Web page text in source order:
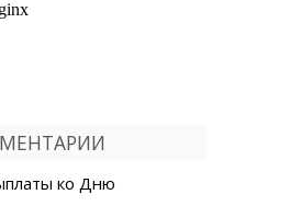
ко Дню